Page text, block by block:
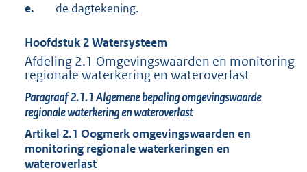
e.
de dagtekening.
Hoofdstuk 2Watersysteem
Afdeling 2.1 Omgevingswaarden en monitoring
regionale waterkering en wateroverlast
Paragraaf2.1.1Algemene bepaling omgevingswaarde
regionale waterkering en wateroverlast
Artikel 2.1 Oogmerk omgevingswaarden en
monitoring regionale waterkeringen en
wateroverlast